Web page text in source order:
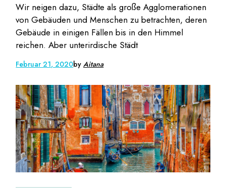
Wir neigen dazu, Städte als große Agglomerationen
von Gebäuden und Menschen zu betrachten, deren
Gebäude in einigen Fällen bis in den Himmel
reichen. Aber unterirdische Städt
Februar 21, 2020byAitana